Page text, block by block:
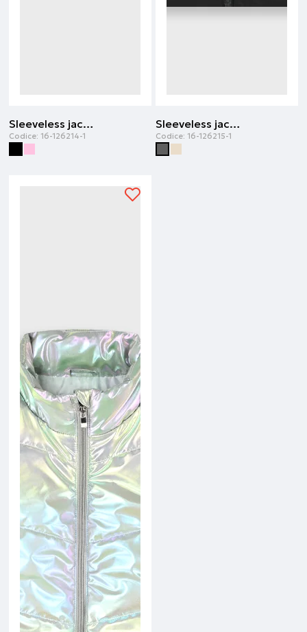
Sleeveless jacket | Nero
Codice: 16-126214-1
Sleeveless jacket | Antracite
Codice: 16-126215-1